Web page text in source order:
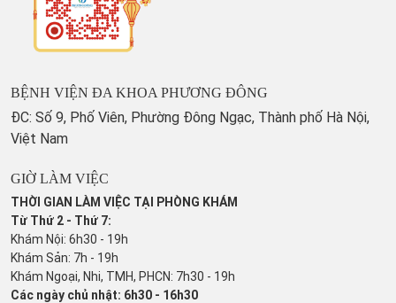
BỆNH VIỆN ĐA KHOA PHƯƠNG ĐÔNG
ĐC: Số 9, Phố Viên, Phường Đông Ngạc, Thành phố Hà Nội,
Việt Nam
GIỜ LÀM VIỆC
THỜI GIAN LÀM VIỆC TẠI PHÒNG KHÁM
Từ Thứ 2 - Thứ 7:
Khám Nội: 6h30 - 19h
Khám Sản: 7h - 19h
Khám Ngoại, Nhi, TMH, PHCN: 7h30 - 19h
Các ngày chủ nhật: 6h30 - 16h30